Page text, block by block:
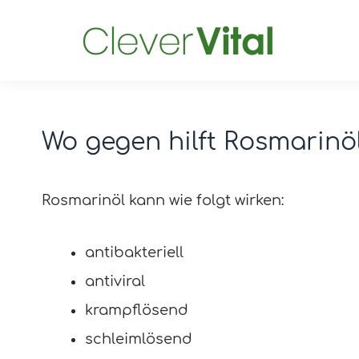
Wo gegen hilft
Rosmarinöl kann wie folgt wirken:
antibakteriell
antiviral
krampflösend
schleimlösend
Post